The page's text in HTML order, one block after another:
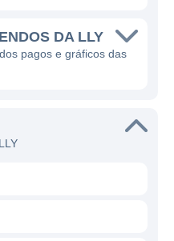
DA LLY
pagos e gráficos das